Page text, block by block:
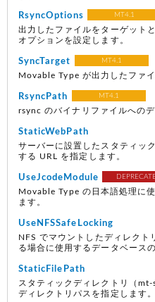
RsyncOptions MT4.1
出力したファイルをターゲット
オプションを設定します。
SyncTarget MT4.1
Movable Type が出力したファ
RsyncPath MT4.1
rsync のバイナリファイルへの
StaticWebPath
サーバーに設置したスタティッ
する URL を指定します。
UseJcodeModule
Movable Type の日本語処理に
ます。
UseNFSSafeLocking
NFS でマウントしたディレク
る場合に使用するデータベース
StaticFilePath
スタティックディレクトリ（
ディレクトリパスを指定します。